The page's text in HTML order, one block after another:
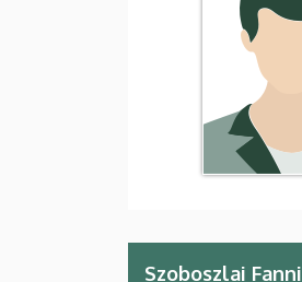
Szoboszlai Fanni